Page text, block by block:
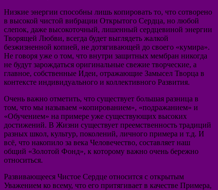
Низкие энергии способны лишь копировать то, что сотворено
в высокой чистой вибрации Открытого Сердца, но любой
слепок, даже высокоточный, лишенный сердцевиной энергии
Творящей Любви, всегда будет выглядеть жалкой
безжизненной копией, не дотягивающей до своего «кумира».
Не говоря уже о том, что внутри защитных мембран никогда
не будут зарождаться оригинальные свежие творческие, а
главное, собственные Идеи, отражающие Замысел Творца в
контексте индивидуального и коллективного Развития.
Очень важно отметить, что существует большая разница в
том, что мы называем «копированием», «подражанием» и
«Обучением» на примере уже существующих высоких
достижений. В Жизни существует преемственность традиций
разных школ, культур, поколений, личного примера и т.д. И
всё, что накопило за века Человечество, составляет наш
общий «Золотой Фонд», к которому важно очень бережно
относиться.
Развивающееся Чистое Сердце относится с открытым
Уважением ко всему, что его притягивает в качестве Примера,